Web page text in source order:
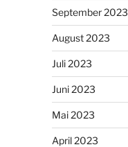
September 2023
August 2023
Juli 2023
Juni 2023
Mai 2023
April 2023